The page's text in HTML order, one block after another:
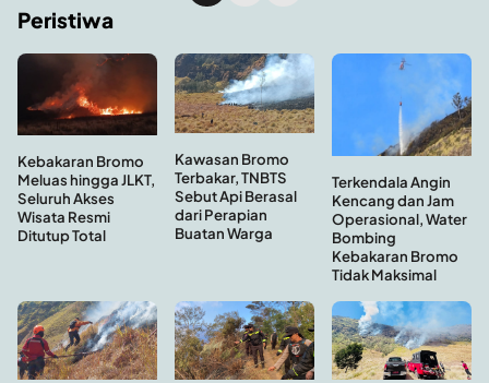
Peristiwa
Kebakaran Bromo
Meluas hingga JLKT,
Seluruh Akses
Wisata Resmi
Ditutup Total
Kawasan Bromo
Terbakar, TNBTS
Sebut Api Berasal
dari Perapian
Buatan Warga
Terkendala Angin
Kencang dan Jam
Operasional, Water
Bombing
Kebakaran Bromo
Tidak Maksimal